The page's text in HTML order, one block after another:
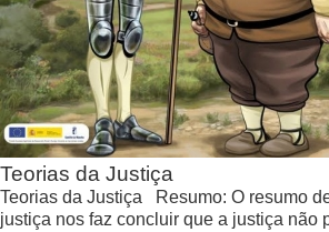
Teorias da Justiça
Teorias da Justiça Resumo: O resumo
justiça nos faz concluir que a justiça não